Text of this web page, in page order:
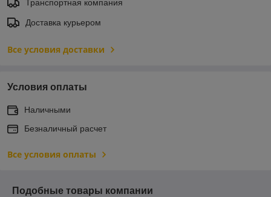
Транспортная компания
Доставка курьером
Все условия доставки
Условия оплаты
Наличными
Безналичный расчет
Все условия оплаты
Подобные товары компании